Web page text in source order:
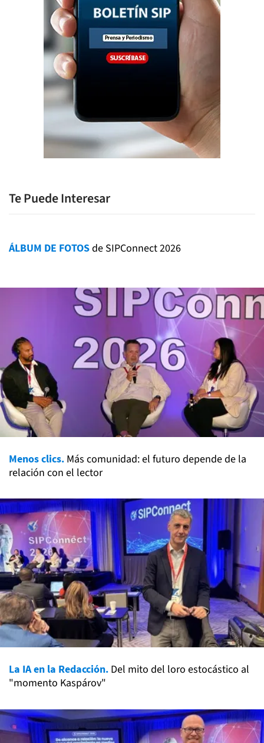
Te Puede Interesar
ÁLBUM DE FOTOSde SIPConnect 2026
Menos clics. Más comunidad: el futuro depende de la
relación con el lector
La IA en la Redacción. Del mito del loro estocástico al
"momento Kaspárov"